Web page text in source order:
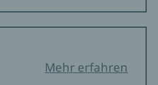
Mehr erfahren